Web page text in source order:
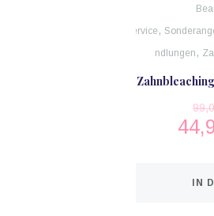
Service,
ndlungen ,
IN